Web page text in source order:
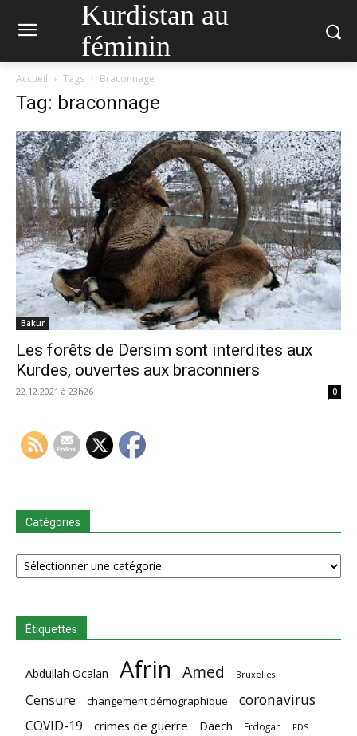
Kurdistan au
féminin
Accueil Tags Braconnage
Tag: braconnage
Bakur
Les forêts de Dersim sont interdites aux
Kurdes, ouvertes aux braconniers
22.12.2021 à 23h26 0
Catégories
Catégories
Étiquettes
Abdullah Ocalan Afrin Amed Bruxelles
Censure changement démographique coronavirus
COVID-19 crimes de guerre Daech Erdogan FDS